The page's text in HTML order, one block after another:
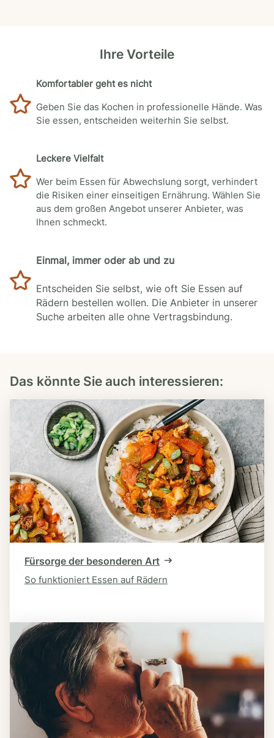
Ihre Vorteile
Komfortabler geht es nicht
Geben Sie das Kochen in professionelle Hände. Was
Sie essen, entscheiden weiterhin Sie selbst.
Leckere Vielfalt
Wer beim Essen für Abwechslung sorgt, verhindert
die Risiken einer einseitigen Ernährung. Wählen Sie
aus dem großen Angebot unserer Anbieter, was
Ihnen schmeckt.
Einmal, immer oder ab und zu
Entscheiden Sie selbst, wie oft Sie Essen auf
Rädern bestellen wollen. Die Anbieter in unserer
Suche arbeiten alle ohne Vertragsbindung.
Das könnte Sie auch interessieren:
Fürsorge der besonderen Art
So funktioniert Essen auf Rädern